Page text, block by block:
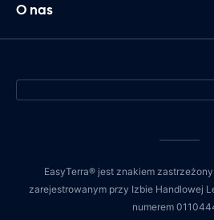
O nas
EasyTerra® jest znakiem
zarejestrowanym przy Izbie Handlowej
numerem